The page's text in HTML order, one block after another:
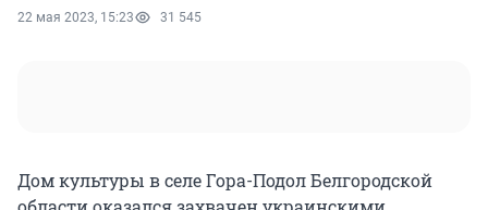
22 мая 2023, 15:23 31 545
Дом культуры в селе Гора-Подол Белгородской